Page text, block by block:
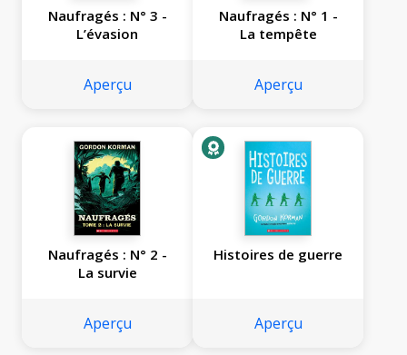
Naufragés : N° 3 -
L’évasion
Aperçu
Naufragés : N° 1 -
La tempête
Aperçu
Naufragés : N° 2 -
La survie
Aperçu
Histoires de guerre
Aperçu